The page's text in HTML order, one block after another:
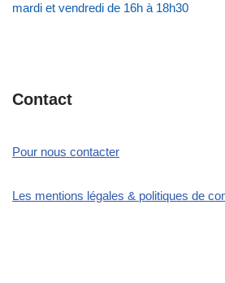
mardi et vendredi de 16h à 18h30
Contact
Pour nous contacter
Les mentions légales & politiques de